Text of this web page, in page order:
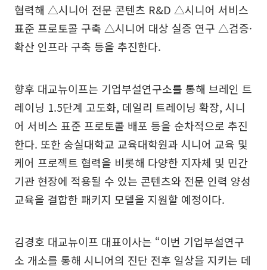
협력해 △시니어 전문 콘텐츠 R&D △시니어 서비스
표준 프로토콜 구축 △시니어 대상 실증 연구 △검증·
확산 인프라 구축 등을 추진한다.
향후 대교뉴이프는 기업부설연구소를 통해 브레인 트
레이닝 1.5단계 고도화, 데일리 트레이닝 확장, 시니
어 서비스 표준 프로토콜 배포 등을 순차적으로 추진
한다. 또한 숭실대학교 교육대학원과 시니어 교육 및
케어 프로젝트 협력을 비롯해 다양한 지자체 및 민간
기관 현장에 적용될 수 있는 콘텐츠와 전문 인력 양성
교육을 결합한 패키지 모델을 지원할 예정이다.
김경호 대교뉴이프 대표이사는 “이번 기업부설연구
소 개소를 통해 시니어의 진단 전후 일상을 지키는 데